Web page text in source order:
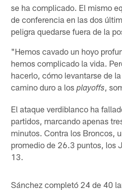
se ha complicado. El mismo
de conferencia en las dos
peligra quedarse fuera de la
"Hemos cavado un hoyo
hemos complicado la vida.
hacerlo, cómo levantarse de
camino duro a losplayoffs ,
El ataque verdiblanco ha
partidos, marcando apenas
minutos. Contra los Broncos,
promedio de 26.3 puntos, los
13.
Sánchez completó 24 de 40